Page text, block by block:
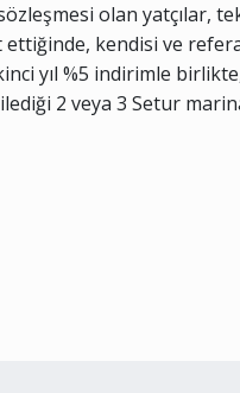
olan yatçılar,
ettiğinde, kendisi ve
yıl %5 indirimle
2 veya 3 Setur